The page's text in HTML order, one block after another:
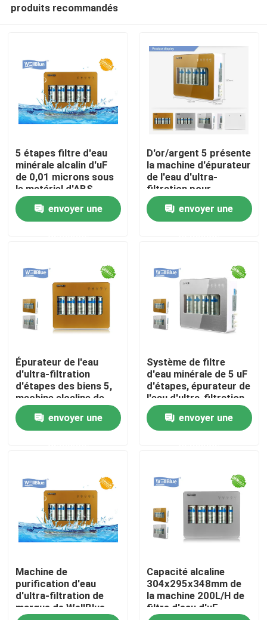
Accueil
A propos de nous
Produits
Broc alcalin de l'eau
Broc de l'eau de Maxtra
bouteille d'eau alcaline
Cartouche filtrante alcaline de l'eau
cartouches filtrantes classiques de l'eau
produits recommandés
5 étapes filtre d'eau
minérale alcalin d'uF
de 0,01 microns sous
le matériel d'ABS
d'évier
envoyer une
D'or/argent 5 présente
la machine d'épurateur
de l'eau d'ultra-
filtration pour
enlèvent Bacterials
envoyer une
Épurateur de l'eau
d'ultra-filtration
d'étapes des biens 5,
machine alcaline de
filtre d'eau
envoyer une
Système de filtre
d'eau minérale de 5 uF
d'étapes, épurateur de
l'eau d'ultra-filtration
d'Undersink
envoyer une
Machine de
purification d'eau
d'ultra-filtration de
marque de WellBlue
Capacité alcaline
304x295x348mm de
la machine 200L/H de
filtre d'eau d'uF